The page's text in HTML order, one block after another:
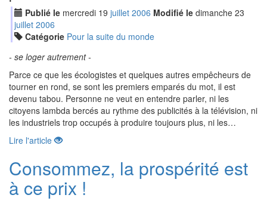
Publié le mercredi 19 juillet 2006 Modifié le dimanche 23
juillet 2006
Catégorie Pour la suite du monde
- se loger autrement -
Parce ce que les écologistes et quelques autres empêcheurs de
tourner en rond, se sont les premiers emparés du mot, il est
devenu tabou. Personne ne veut en entendre parler, ni les
citoyens lambda bercés au rythme des publicités à la télévision, ni
les industriels trop occupés à produire toujours plus, ni les…
Lire l'article
Consommez, la prospérité est
à ce prix !